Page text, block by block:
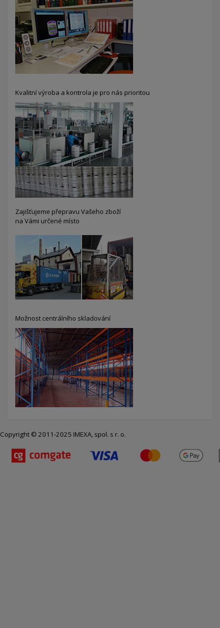
Kvalitní výroba a kontrola je pro nás prioritou
Zajišťujeme přepravu Vašeho zboží
na Vámi určené místo
Možnost centrálního skladování
Copyright © 2011-2025 IMEXA, spol. s r. o.